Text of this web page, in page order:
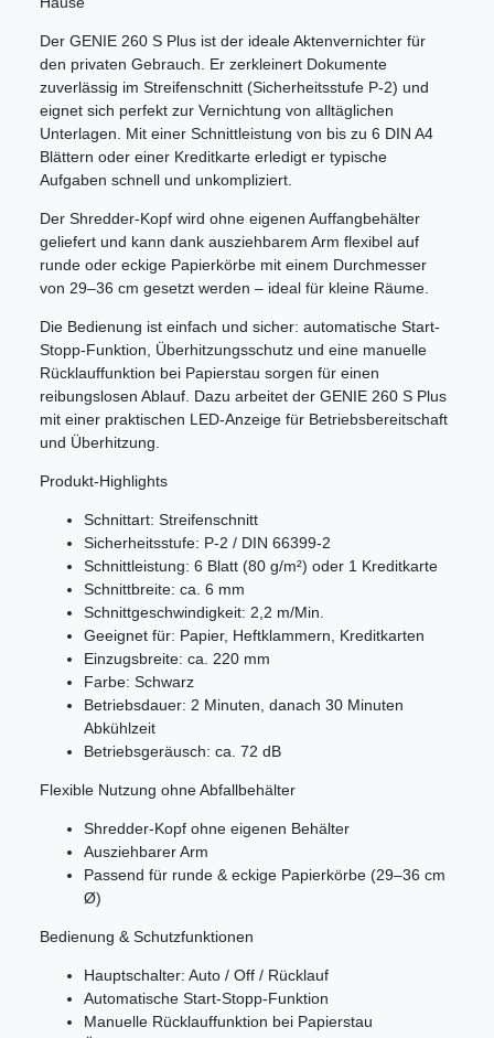
Der GENIE 260 S Plus ist der ideale Aktenvernichter für
den privaten Gebrauch. Er zerkleinert Dokumente
zuverlässig im Streifenschnitt (Sicherheitsstufe P-2) und
eignet sich perfekt zur Vernichtung von alltäglichen
Unterlagen. Mit einer Schnittleistung von bis zu 6 DIN A4
Blättern oder einer Kreditkarte erledigt er typische
Aufgaben schnell und unkompliziert.
Der Shredder-Kopf wird ohne eigenen Auffangbehälter
geliefert und kann dank ausziehbarem Arm flexibel auf
runde oder eckige Papierkörbe mit einem Durchmesser
von 29–36 cm gesetzt werden – ideal für kleine Räume.
Die Bedienung ist einfach und sicher: automatische Start-
Stopp-Funktion, Überhitzungsschutz und eine manuelle
Rücklauffunktion bei Papierstau sorgen für einen
reibungslosen Ablauf. Dazu arbeitet der GENIE 260 S Plus
mit einer praktischen LED-Anzeige für Betriebsbereitschaft
und Überhitzung.
Produkt-Highlights
Schnittart: Streifenschnitt
Sicherheitsstufe: P-2 / DIN 66399-2
Schnittleistung: 6 Blatt (80 g/m²) oder 1 Kreditkarte
Schnittbreite: ca. 6 mm
Schnittgeschwindigkeit: 2,2 m/Min.
Geeignet für: Papier, Heftklammern, Kreditkarten
Einzugsbreite: ca. 220 mm
Farbe: Schwarz
Betriebsdauer: 2 Minuten, danach 30 Minuten
Abkühlzeit
Betriebsgeräusch: ca. 72 dB
Flexible Nutzung ohne Abfallbehälter
Shredder-Kopf ohne eigenen Behälter
Ausziehbarer Arm
Passend für runde & eckige Papierkörbe (29–36 cm
Ø)
Bedienung & Schutzfunktionen
Hauptschalter: Auto / Off / Rücklauf
Automatische Start-Stopp-Funktion
Manuelle Rücklauffunktion bei Papierstau